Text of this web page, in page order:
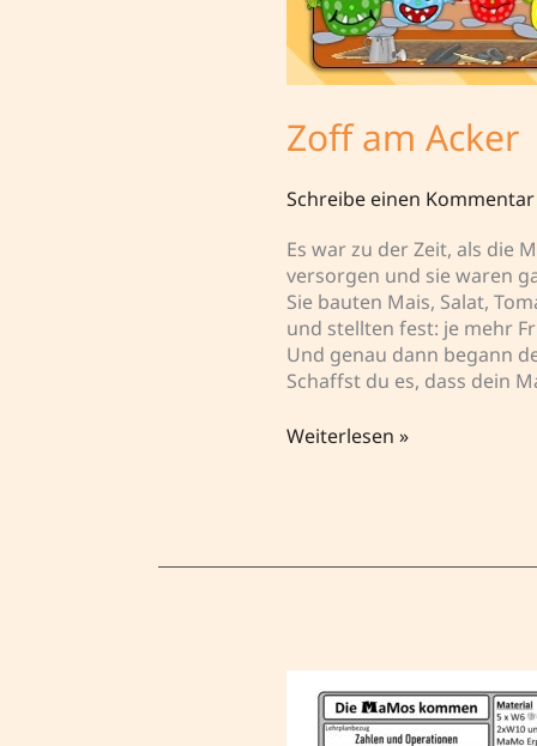
Zoff am Acker
Schreibe einen Kommentar
Es war zu der Zeit, als die
versorgen und sie waren
Sie bauten Mais, Salat,
und stellten fest: je mehr
Und genau dann begann
Schaffst du es, dass dein
Zoff
Weiterlesen »